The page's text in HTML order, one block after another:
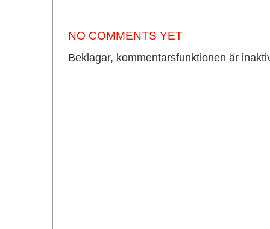
NO COMMENTS YET
Beklagar, kommentarsfunktionen är